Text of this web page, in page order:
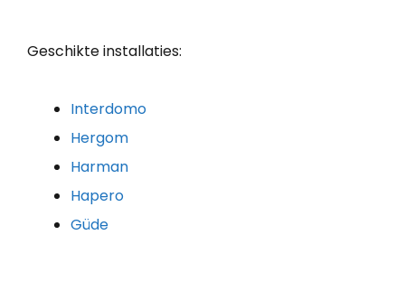
Geschikte installaties:
Interdomo
Hergom
Harman
Hapero
Güde